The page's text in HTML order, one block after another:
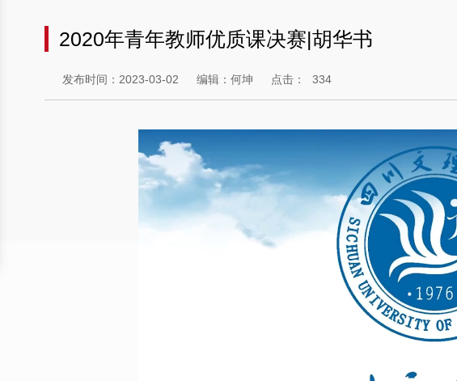
2020年青年教师优质课决赛|胡华书
发布时间：2023-03-02 编辑：何坤 点击： 334